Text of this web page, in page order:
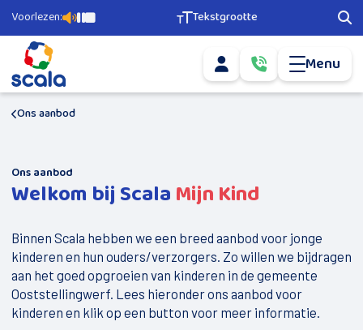
Voorlezen: Pagina voorlezen
Pauzeer voorlezen
Stop voorlezen Tekstgrootte
Tekstgrootte aanpassen
Mijn account
Mail ons via
info@scala-
welzijn.nl
Bel ons via
0­
5­
1­
­
2­
0
Menu
Agenda
Geld en Grip
Buurtsport
Nieuwkomers
Doe mee
Ons aanbod
Ons aanbod
Welkom bij ScalaMijn Kind
Binnen Scala hebben we een breed aanbod voor jonge
kinderen en hun ouders/verzorgers. Zo willen we bijdragen
aan het goed opgroeien van kinderen in de gemeente
Ooststellingwerf. Lees hieronder ons aanbod voor
kinderen en klik op een button voor meer informatie.